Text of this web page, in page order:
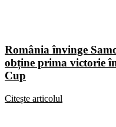
România învinge
obține prima victorie
Cup
Citește articolul